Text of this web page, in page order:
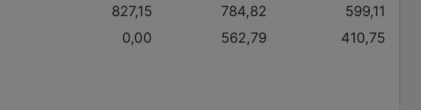
827,15 784,82
599,11
0,00 562,79 410,75